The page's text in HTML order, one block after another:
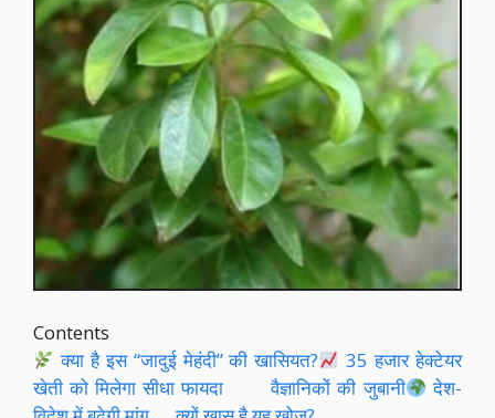
Contents
क्या है इस “जादुई मेहंदी” की खासियत?
35 हजार हेक्टेयर
खेती को मिलेगा सीधा फायदा वैज्ञानिकों की जुबानी
देश-